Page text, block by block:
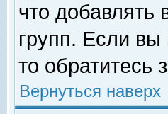
что добавлять
групп. Если
то обратитесь
Вернуться наверх